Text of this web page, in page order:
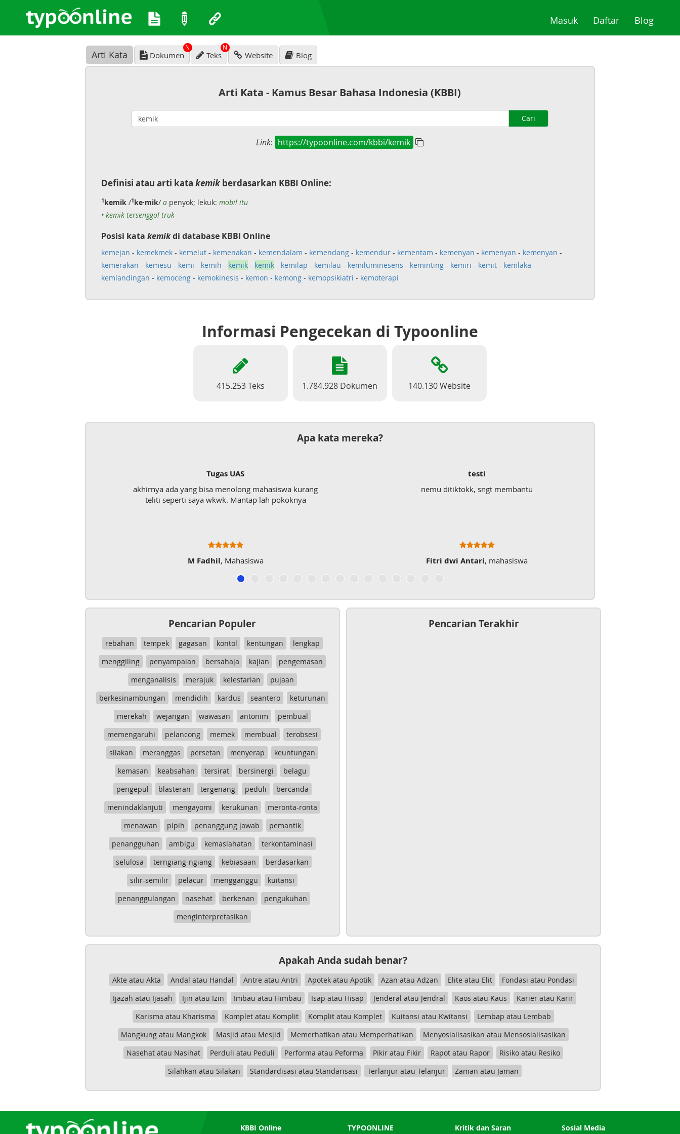
Masuk(current)
Daftar(current)
Blog
Arti Kata Dokumen
N
Teks
N
Website Blog
Arti Kata - Kamus Besar Bahasa Indonesia (KBBI)
Cari
Link: https://typoonline.com/kbbi/kemik
Definisi atau arti kata kemikberdasarkan KBBI Online:
1kemik/1ke·mik/ apenyok; lekuk: mobil itu
• kemik tersenggol truk
Posisi kata kemikdi database KBBI Online
kemejan - kemekmek- kemelut- kemenakan - kemendalam - kemendang- kemendur- kementam - kemenyan - kemenyan - kemenyan -
kemerakan - kemesu - kemi - kemih - kemik- kemik- kemilap - kemilau - kemiluminesens - keminting- kemiri - kemit- kemlaka -
kemlandingan - kemoceng- kemokinesis - kemon - kemong- kemopsikiatri - kemoterapi
Informasi Pengecekan di Typoonline
415.253 Teks 1.784.928 Dokumen 140.130 Website
Apa kata mereka?
Tugas UAS
akhirnya ada yang bisa menolong mahasiswa kurang
teliti seperti saya wkwk. Mantap lah pokoknya
M Fadhil, Mahasiswa
testi
nemu ditiktokk, sngt membantu
Fitri dwi Antari, mahasiswa
Pencarian Populer
rebahan tempek gagasan kontol kentungan
lengkap
menggiling
penyampaian bersahaja kajian
pengemasan
menganalisis
merajuk kelestarian
pujaan
berkesinambungan
mendidih kardus seantero
keturunan
merekah
wejangan wawasan antonim
pembual
memengaruhi
pelancong memek membual
terobsesi
silakan
meranggas persetan menyerap
keuntungan
kemasan
keabsahan tersirat bersinergi
belagu
pengepul
blasteran tergenang peduli
bercanda
menindaklanjuti
mengayomi kerukunan
meronta-ronta
menawan
pipih penanggung jawab
pemantik
penangguhan
ambigu kemaslahatan
terkontaminasi
selulosa
terngiang-ngiang kebiasaan
berdasarkan
silir-semilir
pelacur mengganggu
kuitansi
penanggulangan
nasehat berkenan
pengukuhan
menginterpretasikan
Pencarian Terakhir
Apakah Anda sudah benar?
Akte atau Akta Andal atau Handal Antre atau Antri Apotek atau Apotik Azan atau Adzan Elite atau Elit
Fondasi atau Pondasi
Ijazah atau Ijasah
Ijin atau Izin Imbau atau Himbau Isap atau Hisap Jenderal atau Jendral Kaos atau Kaus
Karier atau Karir
Karisma atau Kharisma
Komplet atau Komplit Komplit atau Komplet Kuitansi atau Kwitansi
Lembap atau Lembab
Mangkung atau Mangkok
Masjid atau Mesjid Memerhatikan atau Memperhatikan
Menyosialisasikan atau Mensosialisasikan
Nasehat atau Nasihat
Perduli atau Peduli Performa atau Peforma Pikir atau Fikir Rapot atau Rapor
Risiko atau Resiko
Silahkan atau Silakan
Standardisasi atau Standarisasi Terlanjur atau Telanjur Zaman atau Jaman
KBBI Online TYPOONLINE Kritik dan Saran Sosial Media